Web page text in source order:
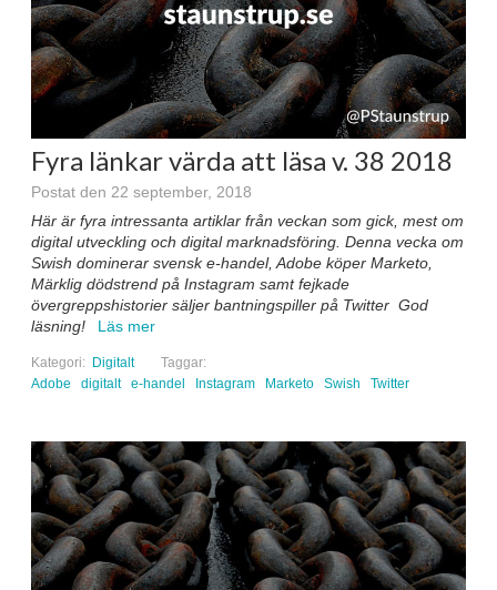
Fyra länkar värda att läsa v. 38 2018
Postat den 22 september, 2018
Här är fyra intressanta artiklar från veckan som gick, mest om
digital utveckling och digital marknadsföring. Denna vecka om
Swish dominerar svensk e-handel, Adobe köper Marketo,
Märklig dödstrend på Instagram samt fejkade
övergreppshistorier säljer bantningspiller på Twitter God
läsning!
Läs mer
Kategori: Digitalt
Taggar:
Adobe
digitalt e-handel Instagram Marketo Swish Twitter